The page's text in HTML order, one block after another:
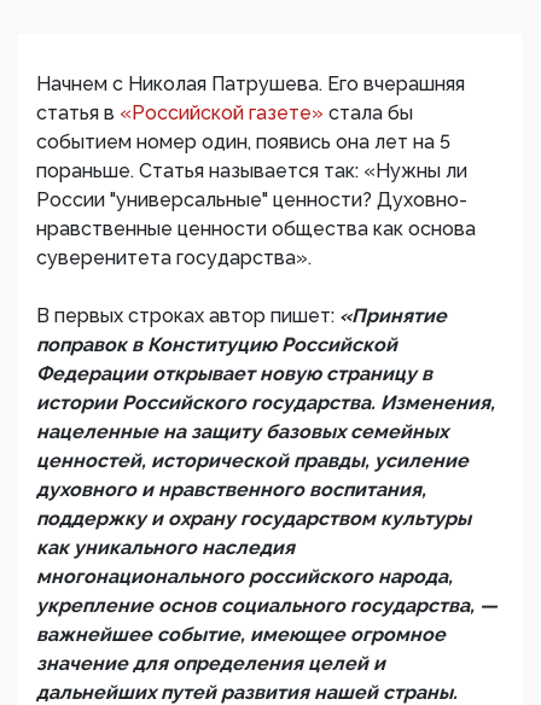
Начнем с Николая Патрушева. Его вчерашняя
статья в «Российской газете» стала бы
событием номер один, появись она лет на 5
пораньше. Статья называется так: «Нужны ли
России "универсальные" ценности? Духовно-
нравственные ценности общества как основа
суверенитета государства».
В первых строках автор пишет: «Принятие
поправок в Конституцию Российской
Федерации открывает новую страницу в
истории Российского государства. Изменения,
нацеленные на защиту базовых семейных
ценностей, исторической правды, усиление
духовного и нравственного воспитания,
поддержку и охрану государством культуры
как уникального наследия
многонационального российского народа,
укрепление основ социального государства, —
важнейшее событие, имеющее огромное
значение для определения целей и
дальнейших путей развития нашей страны.